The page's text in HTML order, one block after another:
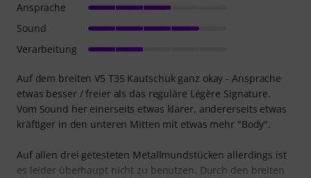
Auf dem breiten V5 T35 Kautschuk ganz okay - Ansprache
etwas besser / freier als das reguläre Légère Signature.
Vom Sound her einerseits etwas klarer, andererseits etwas
kräftiger in den unteren Mitten mit etwas mehr "Body".
Auf allen drei getesteten Metallmundstücken allerdings ist
es leider überhaupt nicht zu benutzen. Durch den breiten
Ansprache
Sound
Verarbeitung